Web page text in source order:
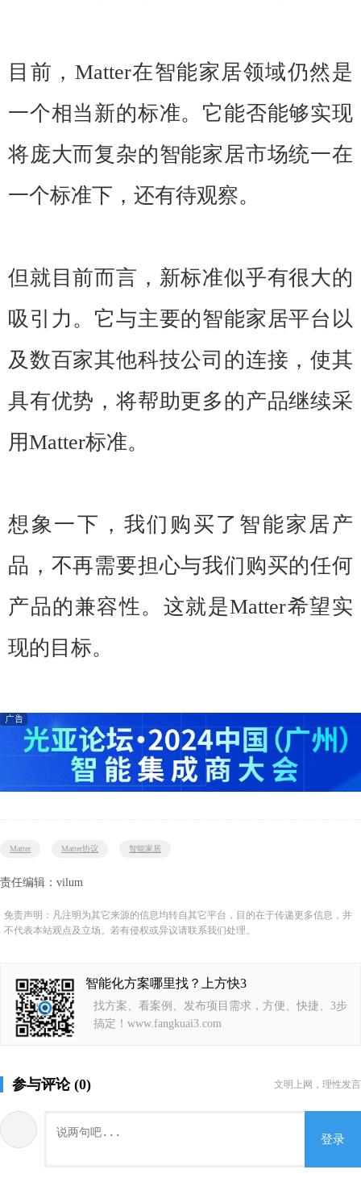
目前，Matter在智能家居领域仍然是
一个相当新的标准。它能否能够实现
将庞大而复杂的智能家居市场统一在
一个标准下，还有待观察。
但就目前而言，新标准似乎有很大的
吸引力。它与主要的智能家居平台以
及数百家其他科技公司的连接，使其
具有优势，将帮助更多的产品继续采
用Matter标准。
想象一下，我们购买了智能家居产
品，不再需要担心与我们购买的任何
产品的兼容性。这就是Matter希望实
现的目标。
Matter Matter协议 智能家居
责任编辑：vilum
免责声明：凡注明为其它来源的信息均转自其它平台，目的在于传递更多信息，并
不代表本站观点及立场。若有侵权或异议请联系我们处理。
智能化方案哪里找？上方快3
找方案、看案例、发布项目需求，方便、快捷、3步
搞定！www.fangkuai3.com
参与评论 (0) 文明上网，理性发言
登录